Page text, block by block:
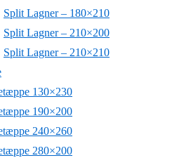
Split Lagner – 180×210
Split Lagner – 210×200
Split Lagner – 210×210
130×230
190×200
240×260
280×200